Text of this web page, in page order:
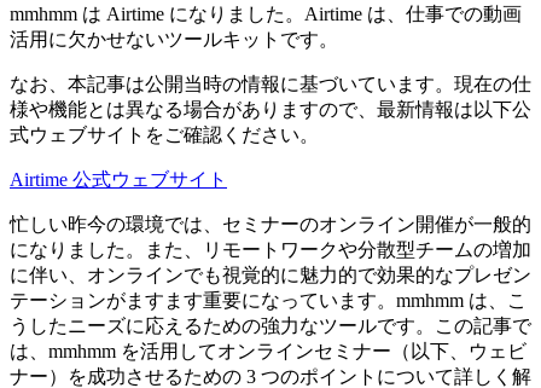
mmhmm は Airtime になりました。Airtime は、仕事での動画
活用に欠かせないツールキットです。
なお、本記事は公開当時の情報に基づいています。現在の仕
様や機能とは異なる場合がありますので、最新情報は以下公
式ウェブサイトをご確認ください。
Airtime 公式ウェブサイト
忙しい昨今の環境では、セミナーのオンライン開催が一般的
になりました。また、リモートワークや分散型チームの増加
に伴い、オンラインでも視覚的に魅力的で効果的なプレゼン
テーションがますます重要になっています。mmhmm は、こ
うしたニーズに応えるための強力なツールです。この記事で
は、mmhmm を活用してオンラインセミナー（以下、ウェビ
ナー）を成功させるための 3 つのポイントについて詳しく解